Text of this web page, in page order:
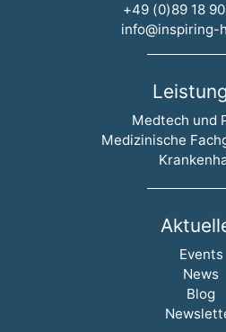
+49 (0)89 18
info@inspiring-
Medtech und
Medizinische
Events
News
Blog